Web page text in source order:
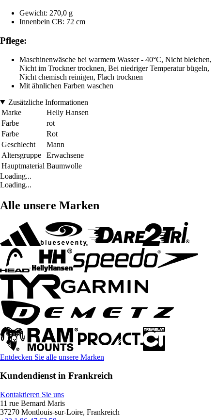
Gewicht: 270,0 g
Innenbein CB: 72 cm
Pflege:
Maschinenwäsche bei warmem Wasser - 40°C, Nicht bleichen,
Nicht im Trockner trocknen, Bei niedriger Temperatur bügeln,
Nicht chemisch reinigen, Flach trocknen
Mit ähnlichen Farben waschen
Zusätzliche Informationen
Marke
Helly Hansen
Farbe
rot
Farbe
Rot
Geschlecht
Mann
Altersgruppe
Erwachsene
Hauptmaterial Baumwolle
Loading...
Loading...
Alle unsere Marken
Entdecken Sie alle unsere Marken
Kundendienst in Frankreich
Kontaktieren Sie uns
11 rue Bernard Maris
37270 Montlouis-sur-Loire, Frankreich